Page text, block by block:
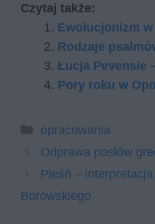
Czytaj także:
Ewolucjonizm w
Rodzaje
Łucja Pevensie
Pory roku w
Kategorie
opracowania
Odprawa posłów
Pieśń –
Borowskiego